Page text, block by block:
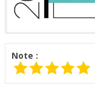
Note :